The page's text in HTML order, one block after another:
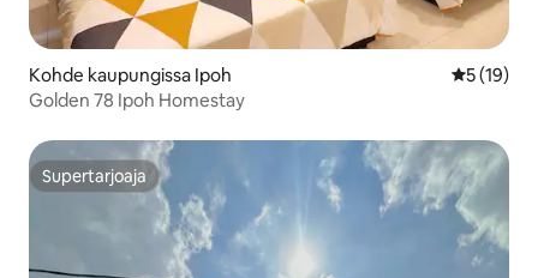
Kohde kaupungissa Ipoh
5 (19)
Golden 78 Ipoh Homestay
Supertarjoaja
Supertarjoaja